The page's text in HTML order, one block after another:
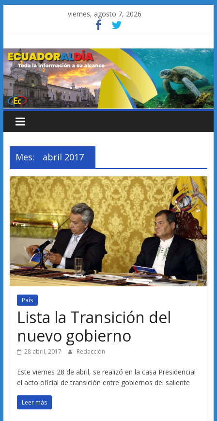
viernes, agosto 7, 2026
Mes: abril 2017
País
Lista la Transición del
nuevo gobierno
28 abril, 2017 Redacción
Este viernes 28 de abril, se realizó en la casa Presidencial
el acto oficial de transición entre gobiernos del saliente
Leer más